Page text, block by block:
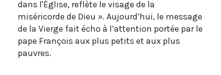
dans l'Église, reflète le visage de la
miséricorde de Dieu ». Aujourd’hui, le message
de la Vierge fait écho à l’attention portée par le
pape François aux plus petits et aux plus
pauvres.